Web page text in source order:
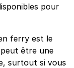
pour
ferry est le
être une
surtout si vous